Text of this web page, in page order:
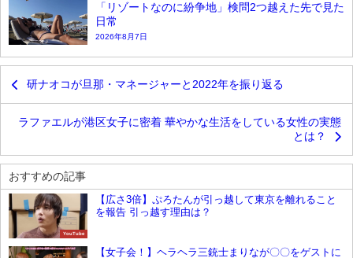
「リゾートなのに紛争地」検問2つ越えた先で見た
日常
2026年8月7日
研ナオコが旦那・マネージャーと2022年を振り返る
ラファエルが港区女子に密着 華やかな生活をしている女性の実態
とは？
おすすめの記事
YouTube
【広さ3倍】ぷろたんが引っ越して東京を離れること
を報告 引っ越す理由は？
【女子会！】ヘラヘラ三銃士まりなが〇〇をゲストに